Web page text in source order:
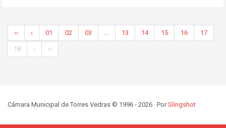
‹‹ ‹ 01 02 03 … 13 14 15 16 17
18 › ››
Câmara Municipal de Torres Vedras © 1996 - 2026 · PorSlingshot